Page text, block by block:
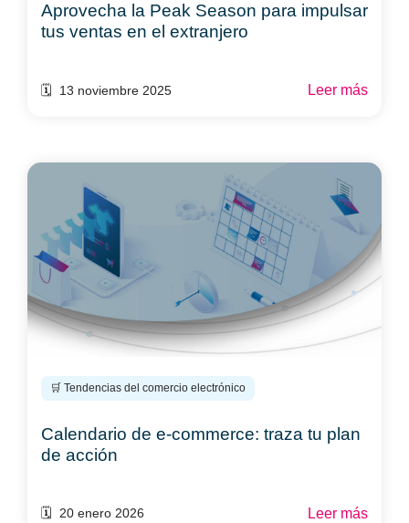
Aprovecha la Peak Season para impulsar
tus ventas en el extranjero
🗓️ 13 noviembre 2025 Leer más
🛒 Tendencias del comercio electrónico
Calendario de e-commerce: traza tu plan
de acción
🗓️ 20 enero 2026 Leer más